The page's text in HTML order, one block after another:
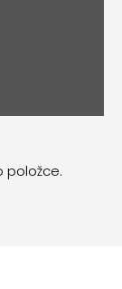
položce.